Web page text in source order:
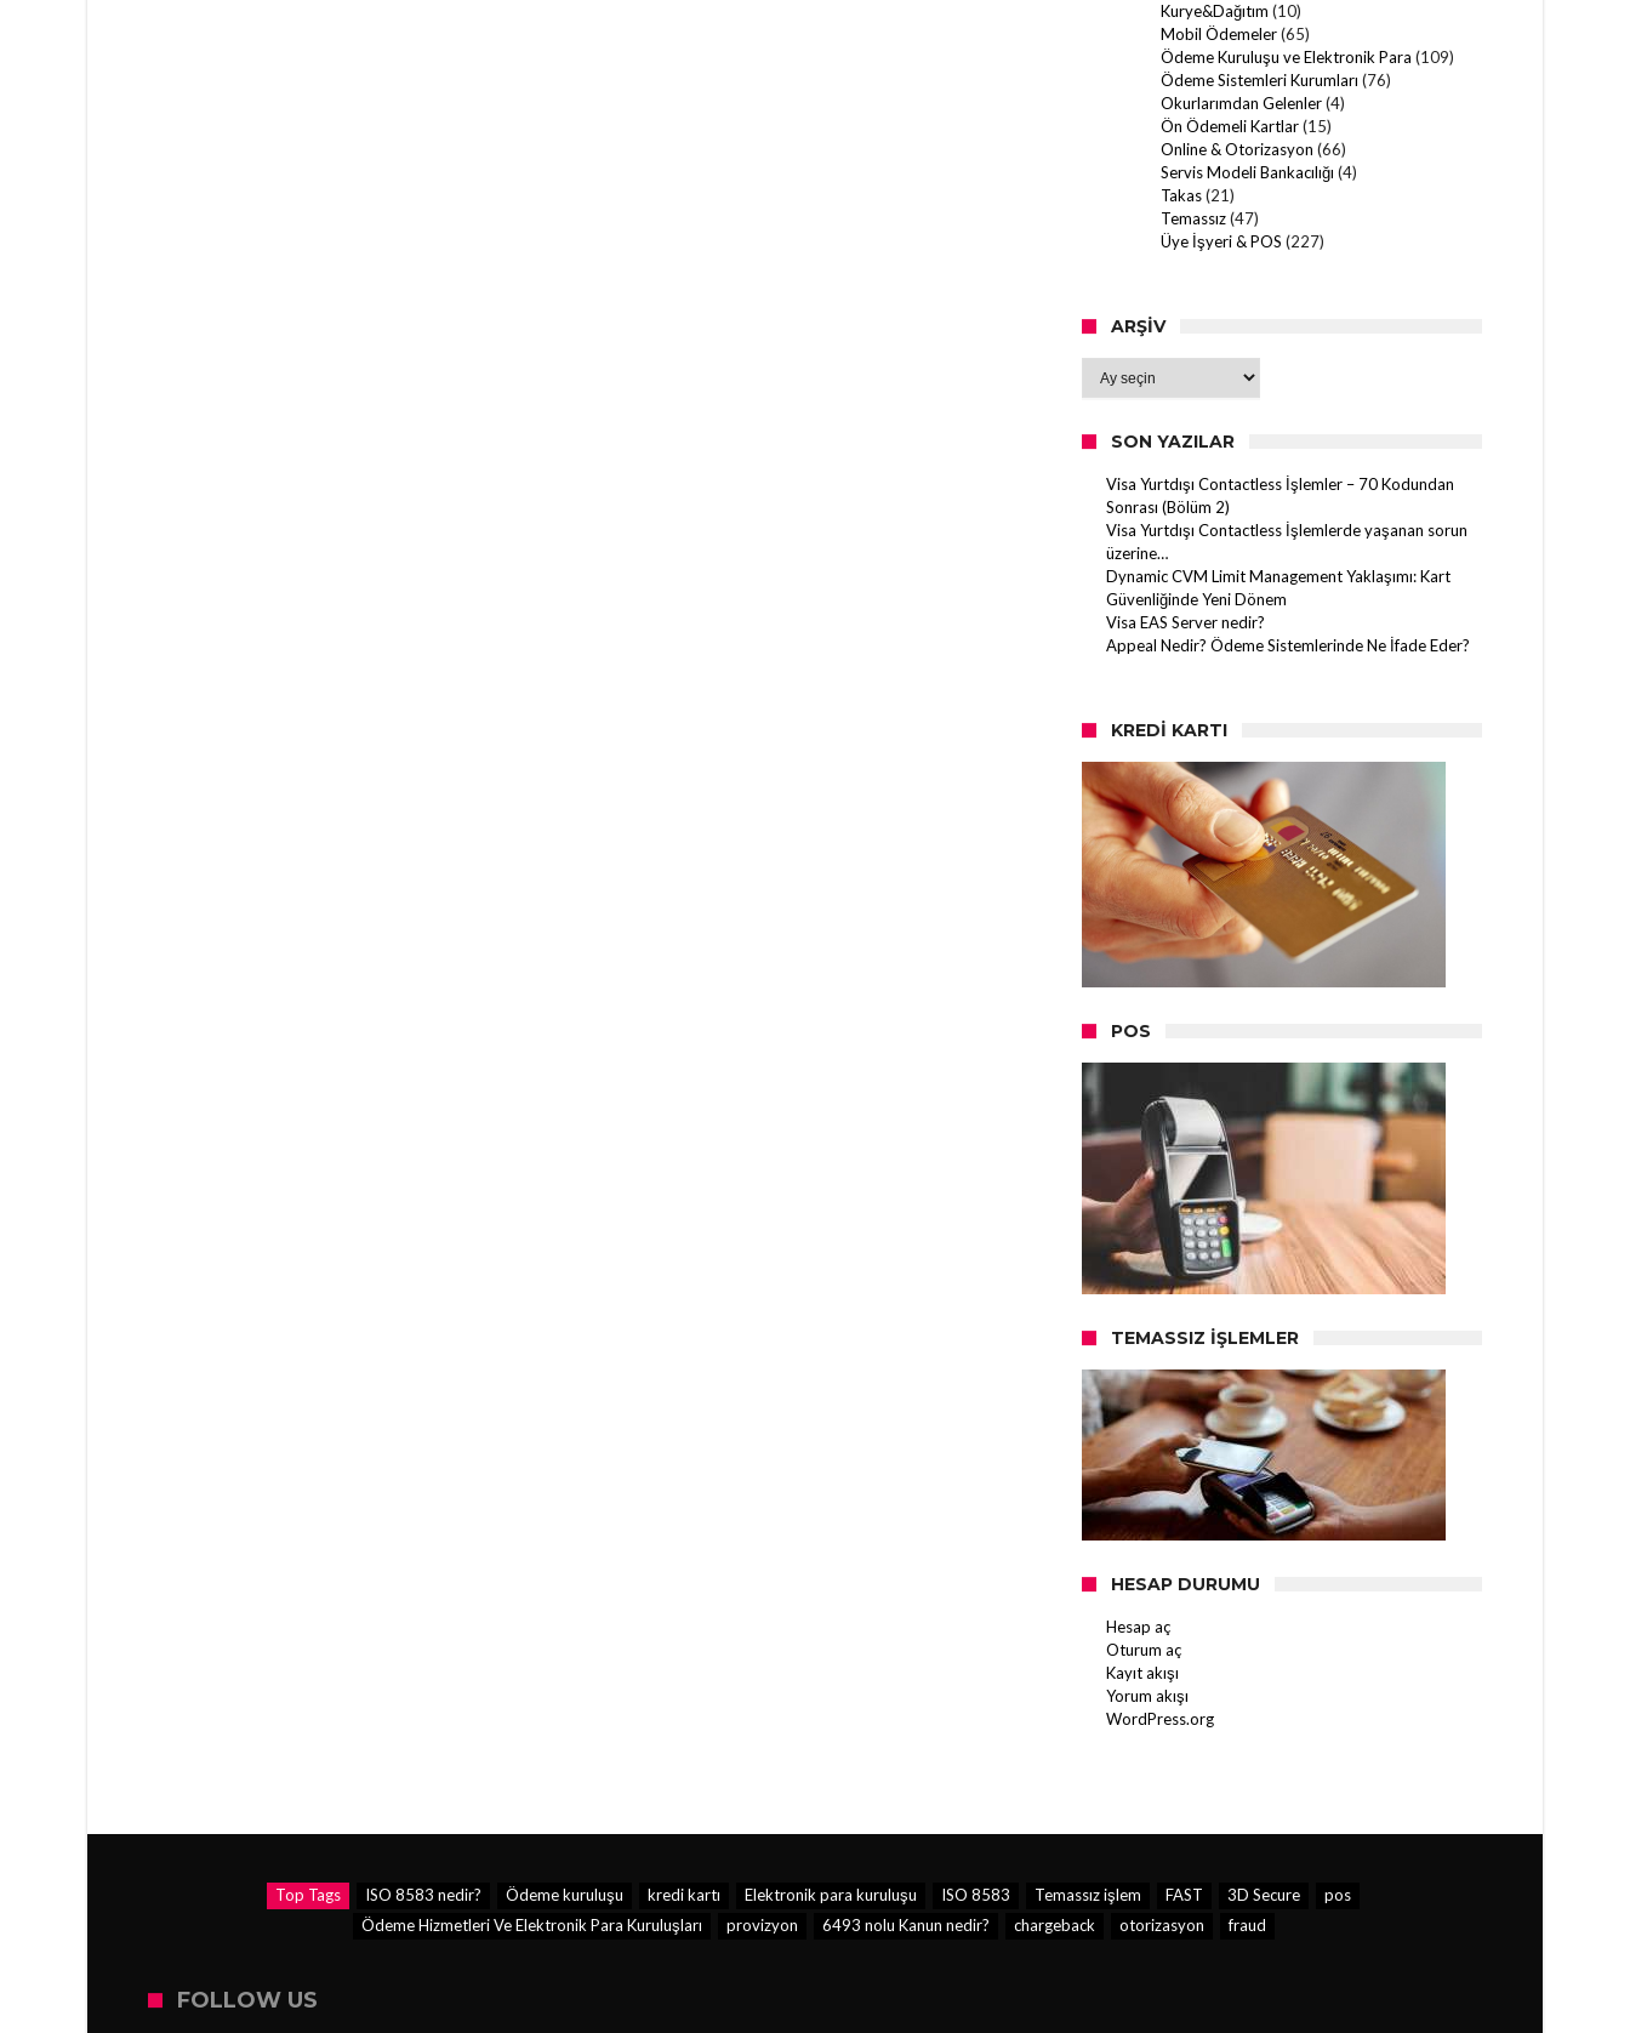
Kurye&Dağıtım (10)
Mobil Ödemeler(65)
Ödeme Kuruluşu ve Elektronik Para (109)
Ödeme Sistemleri Kurumları (76)
Okurlarımdan Gelenler(4)
Ön Ödemeli Kartlar(15)
Online & Otorizasyon (66)
Servis Modeli Bankacılığı (4)
Takas(21)
Temassız(47)
Üye İşyeri & POS (227)
ARŞIV
SON YAZILAR
Visa Yurtdışı Contactless İşlemler – 70 Kodundan
Sonrası (Bölüm 2)
Visa Yurtdışı Contactless İşlemlerde yaşanan sorun
üzerine…
Dynamic CVM Limit Management Yaklaşımı: Kart
Güvenliğinde Yeni Dönem
Visa EAS Server nedir?
Appeal Nedir? Ödeme Sistemlerinde Ne İfade Eder?
KREDI KARTI
POS
TEMASSIZ İŞLEMLER
HESAP DURUMU
Hesap aç
Oturum aç
Kayıt akışı
Yorum akışı
WordPress.org
Top Tags ISO 8583 nedir? Ödeme kuruluşu kredi kartı Elektronik para kuruluşu ISO 8583 Temassız işlem FAST 3D Secure
pos
Ödeme Hizmetleri Ve Elektronik Para Kuruluşları
provizyon 6493 nolu Kanun nedir? chargeback otorizasyon fraud
FOLLOW US